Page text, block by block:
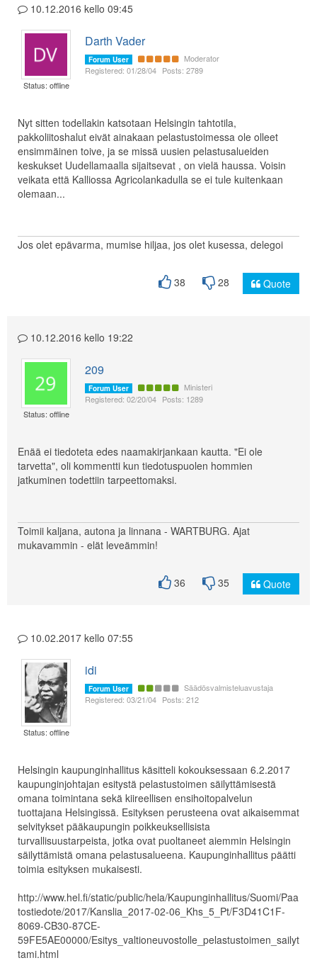
10.12.2016 kello 09:45
Status: offline
Darth Vader
Forum User
Moderator
Registered: 01/28/04 Posts: 2789
Nyt sitten todellakin katsotaan Helsingin tahtotila,
pakkoliitoshalut eivät ainakaan pelastustoimessa ole olleet
ensimmäinen toive, ja se missä uusien pelastusalueiden
keskukset Uudellamaalla sijaitsevat , on vielä haussa. Voisin
veikata että Kalliossa Agricolankadulla se ei tule kuitenkaan
olemaan...
Jos olet epävarma, mumise hiljaa, jos olet kusessa, delegoi
38 28 Quote
10.12.2016 kello 19:22
Status: offline
209
Forum User
Ministeri
Registered: 02/20/04 Posts: 1289
Enää ei tiedoteta edes naamakirjankaan kautta. "Ei ole
tarvetta", oli kommentti kun tiedotuspuolen hommien
jatkuminen todettiin tarpeettomaksi.
Toimii kaljana, autona ja linnana - WARTBURG. Ajat
mukavammin - elät leveämmin!
36 35 Quote
10.02.2017 kello 07:55
Status: offline
idi
Forum User
Säädösvalmisteluavustaja
Registered: 03/21/04 Posts: 212
​Helsingin kaupunginhallitus käsitteli kokouksessaan 6.2.2017
kaupunginjohtajan esitystä pelastustoimen säilyttämisestä
omana toimintana sekä kiireellisen ensihoitopalvelun
tuottajana Helsingissä. Esityksen perusteena ovat aikaisemmat
selvitykset pääkaupungin poikkeuksellisista
turvallisuustarpeista, jotka ovat puoltaneet aiemmin Helsingin
säilyttämistä omana pelastusalueena. Kaupunginhallitus päätti
toimia esityksen mukaisesti.
http://www.hel.fi/static/public/hela/Kaupunginhallitus/Suomi/Paa
tostiedote/2017/Kanslia_2017-02-06_Khs_5_Pt/F3D41C1F-
8069-CB30-87CE-
59FE5AE00000/Esitys_valtioneuvostolle_pelastustoimen_sailyt
tami.html